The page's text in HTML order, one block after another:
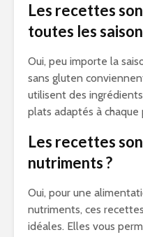
Les recettes
toutes les
Oui, peu importe la
sans gluten
utilisent des
plats adaptés à chaque
Les recettes
nutriments ?
Oui, pour une
nutriments, ces
idéales. Elles vous